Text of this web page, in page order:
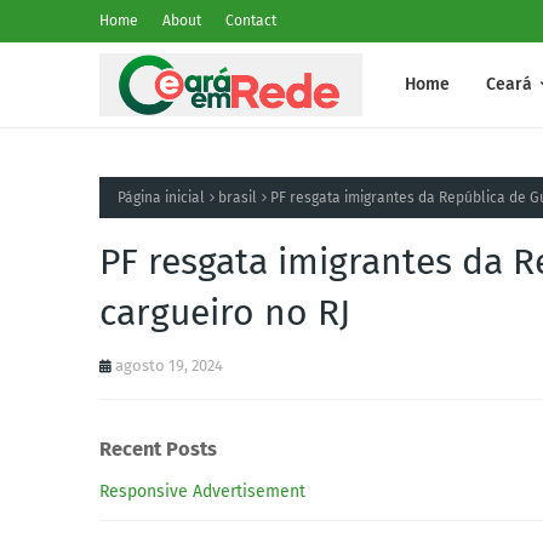
Home About Contact
Home Ceará
Página inicial brasil PF resgata imigrantes da República de
PF resgata imigrantes da
cargueiro no RJ
agosto 19, 2024
Recent Posts
Responsive Advertisement